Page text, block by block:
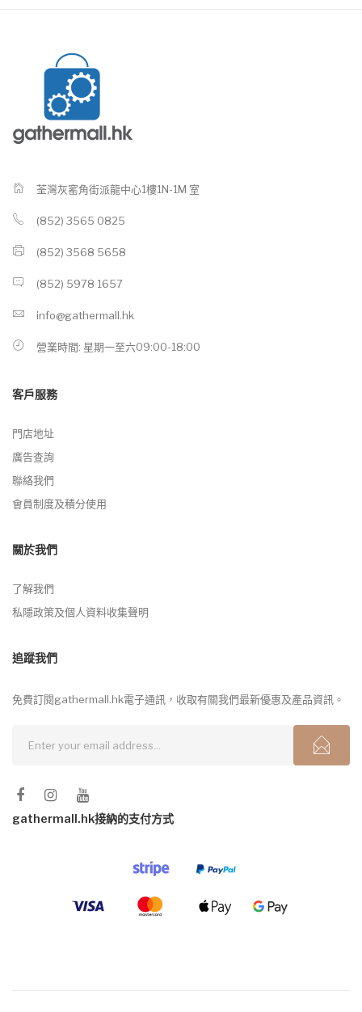
荃灣灰窰角街派龍中心1樓1N-1M 室
(852) 3565 0825
(852) 3568 5658
(852) 5978 1657
info@gathermall.hk
營業時間: 星期一至六09:00-18:00
客戶服務
門店地址
廣告查詢
聯絡我們
會員制度及積分使用
關於我們
了解我們
私隱政策及個人資料收集聲明
追蹤我們
免費訂閱gathermall.hk電子通訊，收取有關我們最新優惠及產品資訊。
gathermall.hk接納的支付方式